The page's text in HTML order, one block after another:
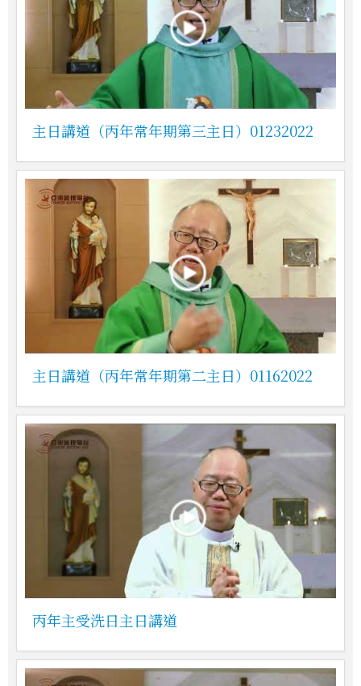
主日講道（丙年常年期第三主日）01232022
主日講道（丙年常年期第二主日）01162022
丙年主受洗日主日講道